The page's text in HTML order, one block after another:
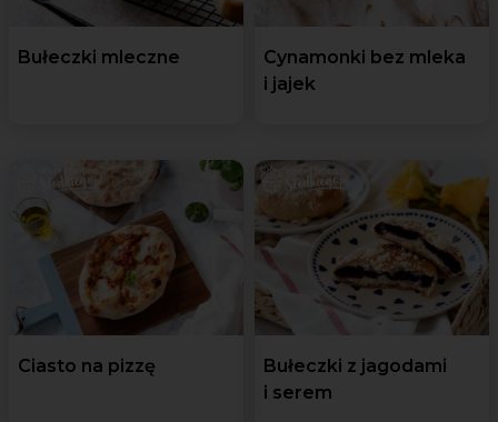
Bułeczki mleczne
Cynamonki bez mleka
i jajek
Ciasto na pizzę
Bułeczki z jagodami
i serem